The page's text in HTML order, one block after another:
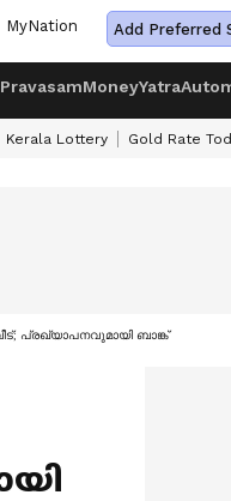
MyNation Add Preferred
PravasamMoneyYatra
Kerala Lottery Gold Rate
പ്രഖ്യാപനവുമായി ബാങ്ക്